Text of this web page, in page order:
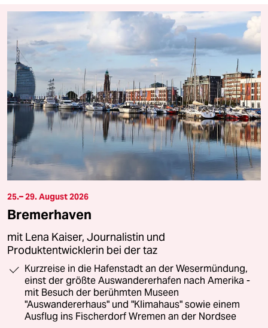
25.– 29. August 2026
Bremerhaven
mit Lena Kaiser, Journalistin und
Produktentwicklerin bei der taz
Kurzreise in die Hafenstadt an der Wesermündung,
einst der größte Auswandererhafen nach Amerika -
mit Besuch der berühmten Museen
"Auswandererhaus" und "Klimahaus" sowie einem
Ausflug ins Fischerdorf Wremen an der Nordsee